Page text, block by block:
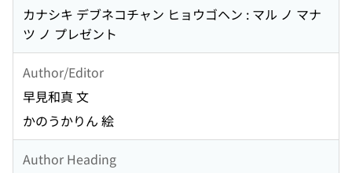
カナシキ デブネコチャン ヒョウゴヘン : マル ノ マナ
ツ ノ プレゼント
Author/Editor
早見和真 文
かのうかりん 絵
Author Heading